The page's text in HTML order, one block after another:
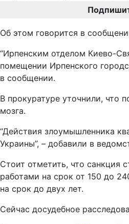
Об этом говорится в
“Ирпенским отделом Киево-
помещении Ирпенского
в сообщении.
В прокуратуре уточнили, что
мозга.
“Действия злоумышленника
Украины”, – добавили в
Стоит отметить, что санкция
работами на срок от 150 до
на срок до двух лет.
Сейчас досудебное